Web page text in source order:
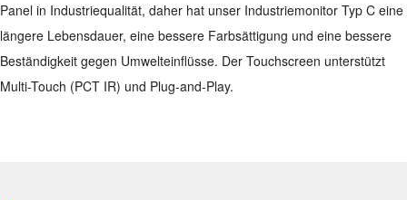
Panel in Industriequalität, daher hat unser Industriemonitor Typ C eine
längere Lebensdauer, eine bessere Farbsättigung und eine bessere
Beständigkeit gegen Umwelteinflüsse. Der Touchscreen unterstützt
Multi-Touch (PCT IR) und Plug-and-Play.